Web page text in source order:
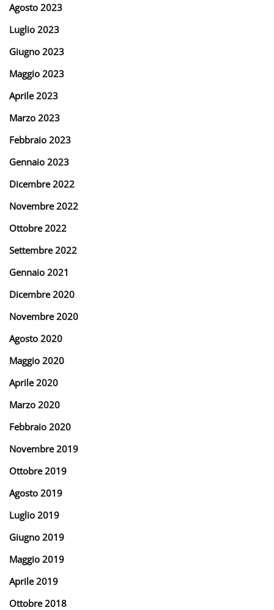
Agosto 2023
Luglio 2023
Giugno 2023
Maggio 2023
Aprile 2023
Marzo 2023
Febbraio 2023
Gennaio 2023
Dicembre 2022
Novembre 2022
Ottobre 2022
Settembre 2022
Gennaio 2021
Dicembre 2020
Novembre 2020
Agosto 2020
Maggio 2020
Aprile 2020
Marzo 2020
Febbraio 2020
Novembre 2019
Ottobre 2019
Agosto 2019
Luglio 2019
Giugno 2019
Maggio 2019
Aprile 2019
Ottobre 2018